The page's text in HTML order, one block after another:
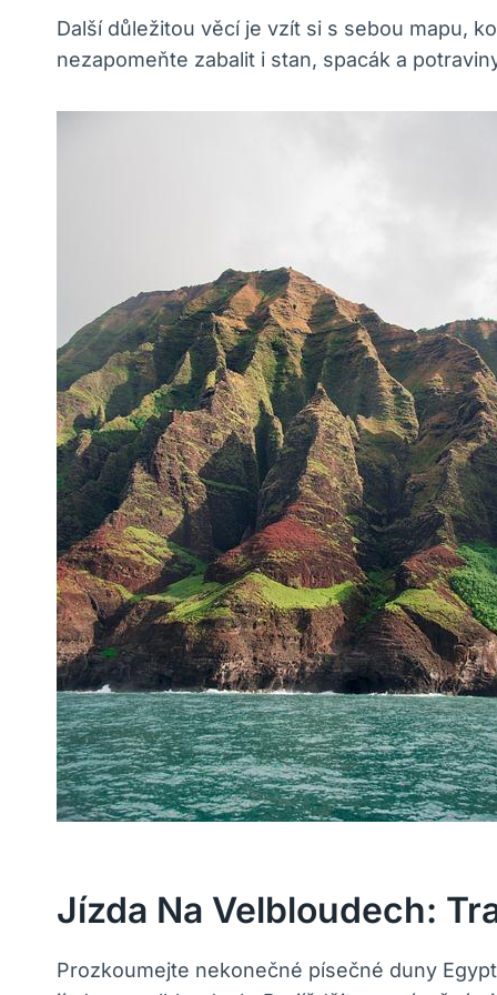
Další důležitou věcí je vzít si s sebou mapu,
nezapomeňte zabalit i stan, spacák a
Jízda Na Velbloudech:
Prozkoumejte nekonečné písečné duny